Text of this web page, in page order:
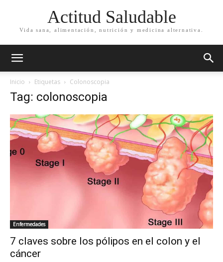
Actitud Saludable
Vida sana, alimentación, nutrición y medicina alternativa.
Inicio Etiquetas Colonoscopia
Tag: colonoscopia
Enfermedades
7 claves sobre los pólipos en el colon y el
cáncer